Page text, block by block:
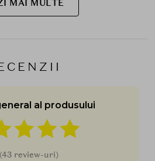
MAI MULTE
al produsului
(43 review-uri)